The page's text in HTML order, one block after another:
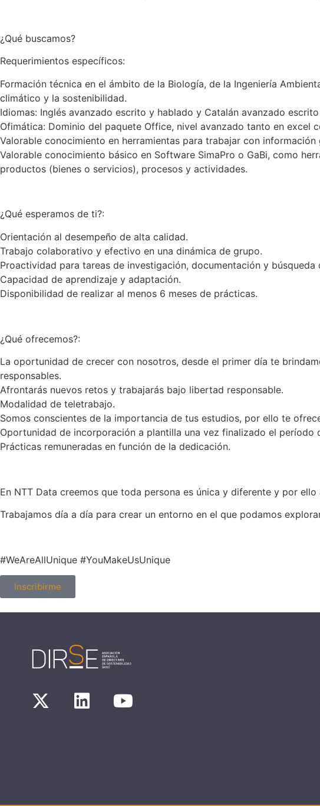
¿Qué buscamos?
Requerimientos específicos:
Formación técnica en el ámbito de la Biología, de la Ingeniería
climático y la sostenibilidad.
Idiomas: Inglés avanzado escrito y hablado y Catalán avanzado
Ofimática: Dominio del paquete Office, nivel avanzado tanto en excel
Valorable conocimiento en herramientas para trabajar con información
Valorable conocimiento básico en Software SimaPro o GaBi, como
productos (bienes o servicios), procesos y actividades.
¿Qué esperamos de ti?:
Orientación al desempeño de alta calidad.
Trabajo colaborativo y efectivo en una dinámica de grupo.
Proactividad para tareas de investigación, documentación y búsqueda
Capacidad de aprendizaje y adaptación.
Disponibilidad de realizar al menos 6 meses de prácticas.
¿Qué ofrecemos?:
La oportunidad de crecer con nosotros, desde el primer día te
responsables.
Afrontarás nuevos retos y trabajarás bajo libertad responsable.
Modalidad de teletrabajo.
Somos conscientes de la importancia de tus estudios, por ello te
Oportunidad de incorporación a plantilla una vez finalizado el período
Prácticas remuneradas en función de la dedicación.
En NTT Data creemos que toda persona es única y diferente y por
Trabajamos día a día para crear un entorno en el que podamos
#WeAreAllUnique #YouMakeUsUnique
Inscribirme